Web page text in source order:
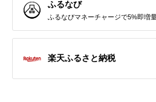
ふるなび
ふるなびマネーチャージで5%即増量
楽天ふるさと納税